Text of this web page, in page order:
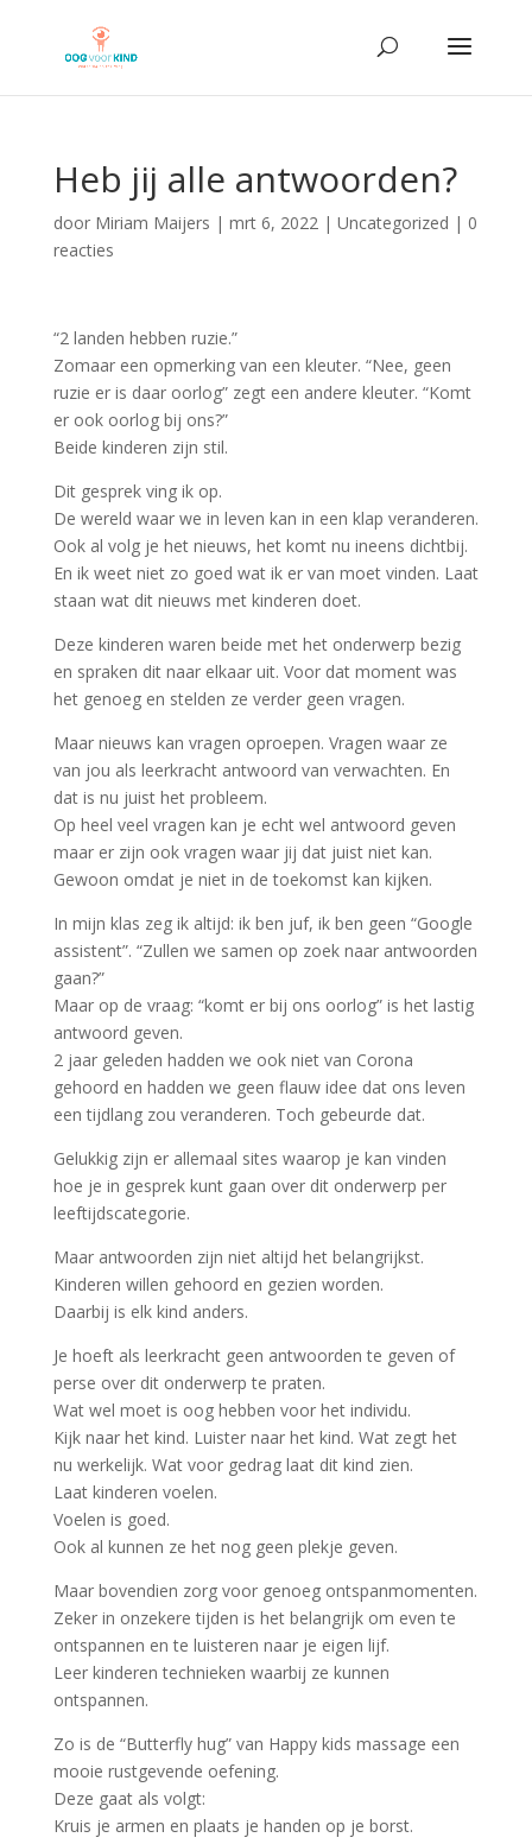
Heb jij alle antwoorden?
door Miriam Maijers | mrt 6, 2022| Uncategorized | 0
reacties
“2 landen hebben ruzie.”
Zomaar een opmerking van een kleuter. “Nee, geen
ruzie er is daar oorlog” zegt een andere kleuter. “Komt
er ook oorlog bij ons?”
Beide kinderen zijn stil.
Dit gesprek ving ik op.
De wereld waar we in leven kan in een klap veranderen.
Ook al volg je het nieuws, het komt nu ineens dichtbij.
En ik weet niet zo goed wat ik er van moet vinden. Laat
staan wat dit nieuws met kinderen doet.
Deze kinderen waren beide met het onderwerp bezig
en spraken dit naar elkaar uit. Voor dat moment was
het genoeg en stelden ze verder geen vragen.
Maar nieuws kan vragen oproepen. Vragen waar ze
van jou als leerkracht antwoord van verwachten. En
dat is nu juist het probleem.
Op heel veel vragen kan je echt wel antwoord geven
maar er zijn ook vragen waar jij dat juist niet kan.
Gewoon omdat je niet in de toekomst kan kijken.
In mijn klas zeg ik altijd: ik ben juf, ik ben geen “Google
assistent”. “Zullen we samen op zoek naar antwoorden
gaan?”
Maar op de vraag: “komt er bij ons oorlog” is het lastig
antwoord geven.
2 jaar geleden hadden we ook niet van Corona
gehoord en hadden we geen flauw idee dat ons leven
een tijdlang zou veranderen. Toch gebeurde dat.
Gelukkig zijn er allemaal sites waarop je kan vinden
hoe je in gesprek kunt gaan over dit onderwerp per
leeftijdscategorie.
Maar antwoorden zijn niet altijd het belangrijkst.
Kinderen willen gehoord en gezien worden.
Daarbij is elk kind anders.
Je hoeft als leerkracht geen antwoorden te geven of
perse over dit onderwerp te praten.
Wat wel moet is oog hebben voor het individu.
Kijk naar het kind. Luister naar het kind. Wat zegt het
nu werkelijk. Wat voor gedrag laat dit kind zien.
Laat kinderen voelen.
Voelen is goed.
Ook al kunnen ze het nog geen plekje geven.
Maar bovendien zorg voor genoeg ontspanmomenten.
Zeker in onzekere tijden is het belangrijk om even te
ontspannen en te luisteren naar je eigen lijf.
Leer kinderen technieken waarbij ze kunnen
ontspannen.
Zo is de “Butterfly hug” van Happy kids massage een
mooie rustgevende oefening.
Deze gaat als volgt:
Kruis je armen en plaats je handen op je borst.